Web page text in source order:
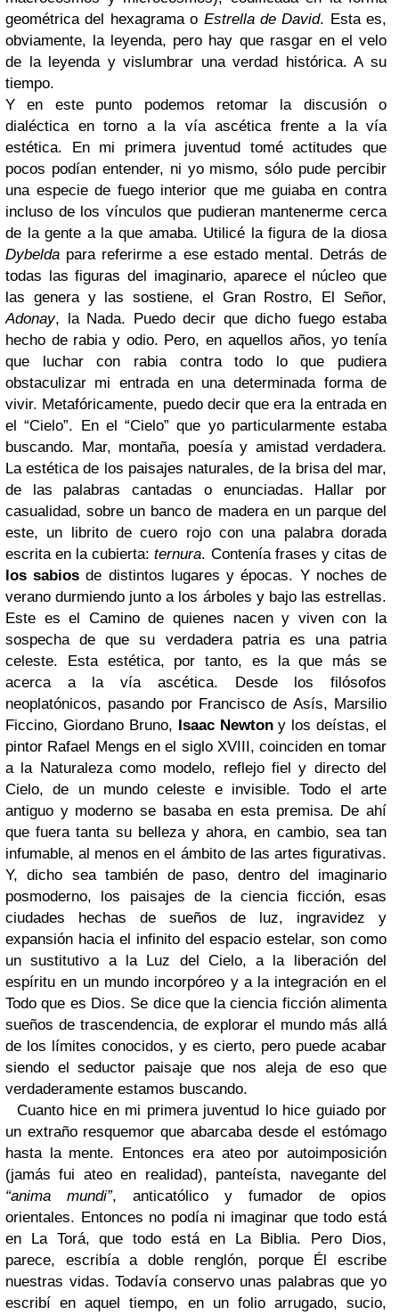
geométrica del hexagrama o Estrella de David. Esta es,
obviamente, la leyenda, pero hay que rasgar en el velo
de la leyenda y vislumbrar una verdad histórica. A su
tiempo.
Y en este punto podemos retomar la discusión o
dialéctica en torno a la vía ascética frente a la vía
estética. En mi primera juventud tomé actitudes que
pocos podían entender, ni yo mismo, sólo pude percibir
una especie de fuego interior que me guiaba en contra
incluso de los vínculos que pudieran mantenerme cerca
de la gente a la que amaba. Utilicé la figura de la diosa
Dybelda para referirme a ese estado mental. Detrás de
todas las figuras del imaginario, aparece el núcleo que
las genera y las sostiene, el Gran Rostro, El Señor,
Adonay, la Nada. Puedo decir que dicho fuego estaba
hecho de rabia y odio. Pero, en aquellos años, yo tenía
que luchar con rabia contra todo lo que pudiera
obstaculizar mi entrada en una determinada forma de
vivir. Metafóricamente, puedo decir que era la entrada en
el “Cielo”. En el “Cielo” que yo particularmente estaba
buscando. Mar, montaña, poesía y amistad verdadera.
La estética de los paisajes naturales, de la brisa del mar,
de las palabras cantadas o enunciadas. Hallar por
casualidad, sobre un banco de madera en un parque del
este, un librito de cuero rojo con una palabra dorada
escrita en la cubierta:ternura. Contenía frases y citas de
los sabios de distintos lugares y épocas. Y noches de
verano durmiendo junto a los árboles y bajo las estrellas.
Este es el Camino de quienes nacen y viven con la
sospecha de que su verdadera patria es una patria
celeste. Esta estética, por tanto, es la que más se
acerca a la vía ascética. Desde los filósofos
neoplatónicos, pasando por Francisco de Asís, Marsilio
Ficcino, Giordano Bruno, Isaac Newtony los deístas, el
pintor Rafael Mengs en el siglo XVIII, coinciden en tomar
a la Naturaleza como modelo, reflejo fiel y directo del
Cielo, de un mundo celeste e invisible. Todo el arte
antiguo y moderno se basaba en esta premisa. De ahí
que fuera tanta su belleza y ahora, en cambio, sea tan
infumable, al menos en el ámbito de las artes figurativas.
Y, dicho sea también de paso, dentro del imaginario
posmoderno, los paisajes de la ciencia ficción, esas
ciudades hechas de sueños de luz, ingravidez y
expansión hacia el infinito del espacio estelar, son como
un sustitutivo a la Luz del Cielo, a la liberación del
espíritu en un mundo incorpóreo y a la integración en el
Todo que es Dios. Se dice que la ciencia ficción alimenta
sueños de trascendencia, de explorar el mundo más allá
de los límites conocidos, y es cierto, pero puede acabar
siendo el seductor paisaje que nos aleja de eso que
verdaderamente estamos buscando.
Cuanto hice en mi primera juventud lo hice guiado por
un extraño resquemor que abarcaba desde el estómago
hasta la mente. Entonces era ateo por autoimposición
(jamás fui ateo en realidad), panteísta, navegante del
“anima mundi”, anticatólico y fumador de opios
orientales. Entonces no podía ni imaginar que todo está
en La Torá, que todo está en La Biblia. Pero Dios,
parece, escribía a doble renglón, porque Él escribe
nuestras vidas. Todavía conservo unas palabras que yo
escribí en aquel tiempo, en un folio arrugado, sucio,